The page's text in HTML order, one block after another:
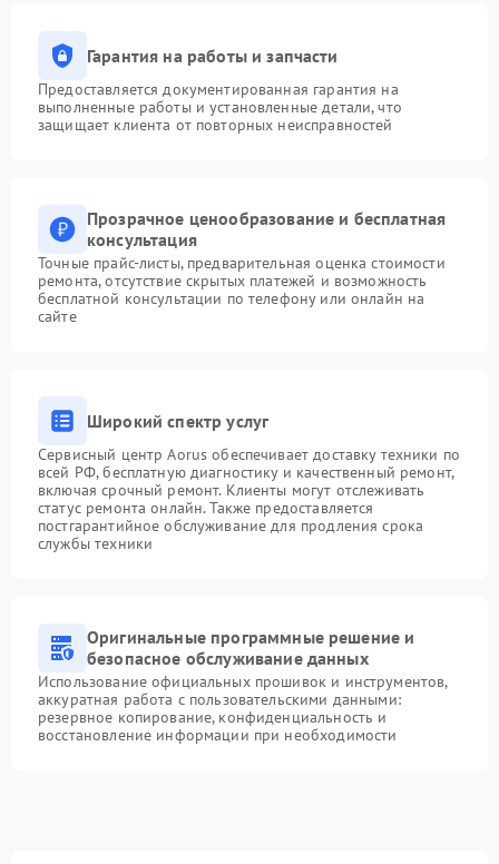
Гарантия на работы и запчасти
Предоставляется документированная гарантия на
выполненные работы и установленные детали, что
защищает клиента от повторных неисправностей
Прозрачное ценообразование и бесплатная
консультация
Точные прайс-листы, предварительная оценка стоимости
ремонта, отсутствие скрытых платежей и возможность
бесплатной консультации по телефону или онлайн на
сайте
Широкий спектр услуг
Сервисный центр Aorus обеспечивает доставку техники по
всей РФ, бесплатную диагностику и качественный ремонт,
включая срочный ремонт. Клиенты могут отслеживать
статус ремонта онлайн. Также предоставляется
постгарантийное обслуживание для продления срока
службы техники
Оригинальные программные решение и
безопасное обслуживание данных
Использование официальных прошивок и инструментов,
аккуратная работа с пользовательскими данными:
резервное копирование, конфиденциальность и
восстановление информации при необходимости